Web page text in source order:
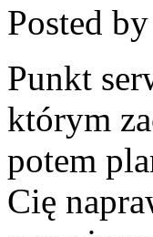
Posted
Punkt
którym
potem
Cię